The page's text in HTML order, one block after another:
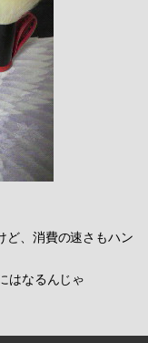
ど、消費の速さもハン
はなるんじゃ